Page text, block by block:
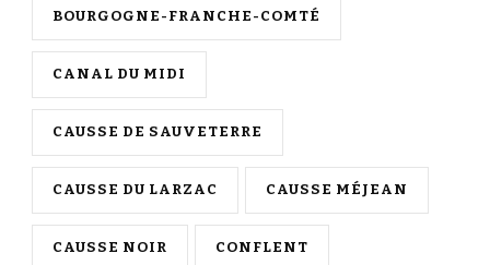
BOURGOGNE-FRANCHE-COMTÉ
CANAL DU MIDI
CAUSSE DE SAUVETERRE
CAUSSE DU LARZAC CAUSSE MÉJEAN
CAUSSE NOIR CONFLENT